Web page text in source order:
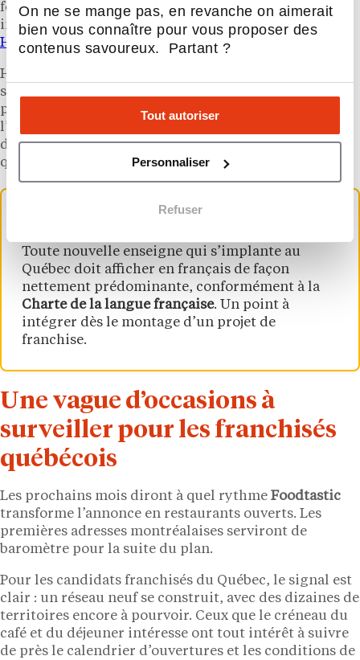
On ne se mange pas, en revanche on aimerait
bien vous connaître pour vous proposer des
contenus savoureux. Partant ?
Tout autoriser
Personnaliser
Refuser
fermé ses dernières franchises au Québec en2018,
incapable de tenir tête à la domination deTim
Hortonssur le marché du café de proximité.
Huit ans plus tard, le contexte a changé. La bannière
s’appuie cette fois sur un opérateur local aguerri
plutôt que sur un déploiement piloté depuis
l’étranger. Une nuance qui pourrait faire la différence
dans un secteur où la connaissance du terrain
québécois compte autant que la force de la marque.
Toute nouvelle enseigne qui s’implante au
Québec doit afficher en français de façon
nettement prédominante, conformément à la
Charte de la langue française. Un point à
intégrer dès le montage d’un projet de
franchise.
Une vague d’occasions à
surveiller pour les franchisés
québécois
Les prochains mois diront à quel rythme Foodtastic
transforme l’annonce en restaurants ouverts. Les
premières adresses montréalaises serviront de
baromètre pour la suite du plan.
Pour les candidats franchisés du Québec, le signal est
clair : un réseau neuf se construit, avec des dizaines de
territoires encore à pourvoir. Ceux que le créneau du
café et du déjeuner intéresse ont tout intérêt à suivre
de près le calendrier d’ouvertures et les conditions de